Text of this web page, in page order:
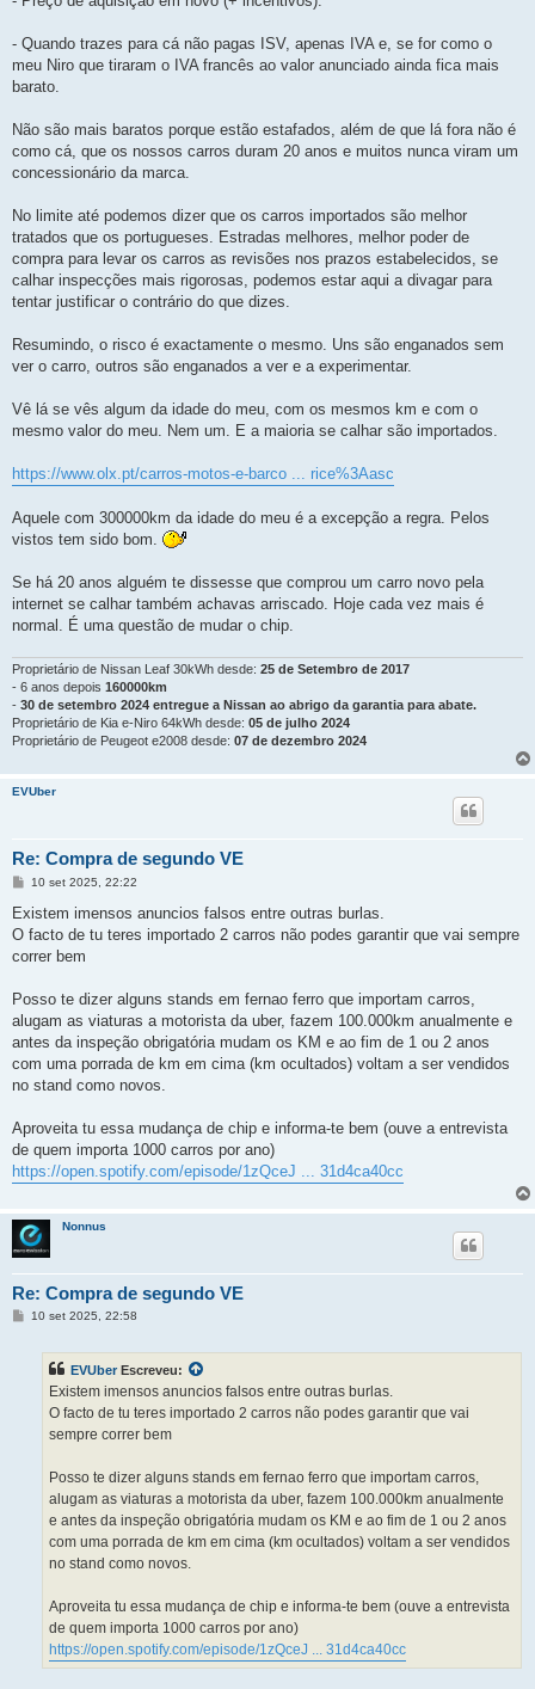
- Quando trazes para cá não pagas ISV, apenas IVA e, se for como o
meu Niro que tiraram o IVA francês ao valor anunciado ainda fica mais
barato.
Não são mais baratos porque estão estafados, além de que lá fora não é
como cá, que os nossos carros duram 20 anos e muitos nunca viram um
concessionário da marca.
No limite até podemos dizer que os carros importados são melhor
tratados que os portugueses. Estradas melhores, melhor poder de
compra para levar os carros as revisões nos prazos estabelecidos, se
calhar inspecções mais rigorosas, podemos estar aqui a divagar para
tentar justificar o contrário do que dizes.
Resumindo, o risco é exactamente o mesmo. Uns são enganados sem
ver o carro, outros são enganados a ver e a experimentar.
Vê lá se vês algum da idade do meu, com os mesmos km e com o
mesmo valor do meu. Nem um. E a maioria se calhar são importados.
https://www.olx.pt/carros-motos-e-barco ... rice%3Aasc
Aquele com 300000km da idade do meu é a excepção a regra. Pelos
vistos tem sido bom.
Se há 20 anos alguém te dissesse que comprou um carro novo pela
internet se calhar também achavas arriscado. Hoje cada vez mais é
normal. É uma questão de mudar o chip.
Proprietário de Nissan Leaf 30kWh desde: 25 de Setembro de 2017
- 6 anos depois 160000km
- 30 de setembro 2024 entregue a Nissan ao abrigo da garantia para abate.
Proprietário de Kia e-Niro 64kWh desde: 05 de julho 2024
Proprietário de Peugeot e2008 desde: 07 de dezembro 2024
EVUber
Re: Compra de segundo VE
M
n
a
g
10 set 2025, 22:22
Existem imensos anuncios falsos entre outras burlas.
O facto de tu teres importado 2 carros não podes garantir que vai sempre
correr bem
Posso te dizer alguns stands em fernao ferro que importam carros,
alugam as viaturas a motorista da uber, fazem 100.000km anualmente e
antes da inspeção obrigatória mudam os KM e ao fim de 1 ou 2 anos
com uma porrada de km em cima (km ocultados) voltam a ser vendidos
no stand como novos.
Aproveita tu essa mudança de chip e informa-te bem (ouve a entrevista
de quem importa 1000 carros por ano)
https://open.spotify.com/episode/1zQceJ ... 31d4ca40cc
Nonnus
Re: Compra de segundo VE
M
10 set 2025, 22:58
EVUber Escreveu:
Existem imensos anuncios falsos entre outras burlas.
O facto de tu teres importado 2 carros não podes garantir que vai
sempre correr bem
Posso te dizer alguns stands em fernao ferro que importam carros,
alugam as viaturas a motorista da uber, fazem 100.000km anualmente
e antes da inspeção obrigatória mudam os KM e ao fim de 1 ou 2 anos
com uma porrada de km em cima (km ocultados) voltam a ser vendidos
no stand como novos.
Aproveita tu essa mudança de chip e informa-te bem (ouve a entrevista
de quem importa 1000 carros por ano)
https://open.spotify.com/episode/1zQceJ ... 31d4ca40cc